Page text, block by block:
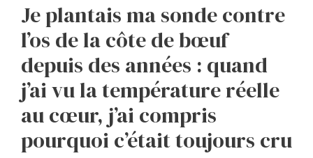
Je plantais ma sonde contre
l’os de la côte de bœuf
depuis des années : quand
j’ai vu la température réelle
au cœur, j’ai compris
pourquoi c’était toujours cru